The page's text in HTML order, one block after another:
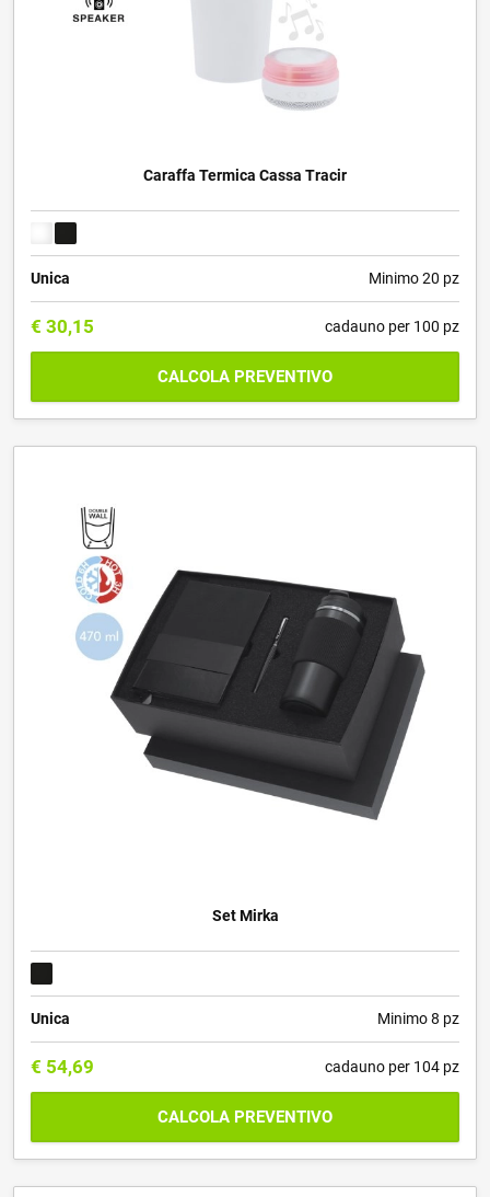
Caraffa Termica Cassa Tracir
Unica Minimo 20 pz
€ 30,15 cadauno per 100 pz
CALCOLA PREVENTIVO
Set Mirka
Unica Minimo 8 pz
€ 54,69 cadauno per 104 pz
CALCOLA PREVENTIVO